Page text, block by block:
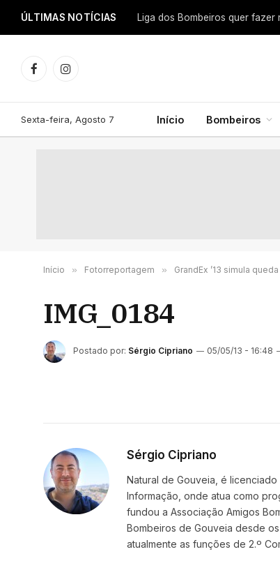
ÚLTIMAS NOTÍCIAS
FacebookInstagram
Sexta-feira, Agosto 7 Início Bombeiros
Início » Fotorreportagem » GrandEx ’13 simula
IMG_0184
Postado por: Sérgio Cipriano 05/05/13 - 16:48
Sérgio Cipriano
Natural de Gouveia, é
Informação, onde atua como
fundou a Associação Amigos
Bombeiros de Gouveia desde
atualmente as funções de 2.º